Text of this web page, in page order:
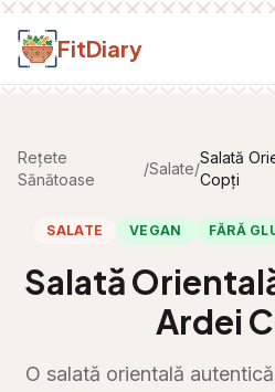
Salt la conținut
FitDiary
Rețete
Sănătoase
/Salate/
Salată
Copți
SALATE VEGAN FĂRĂ
Salată
Ardei
O salată orientală